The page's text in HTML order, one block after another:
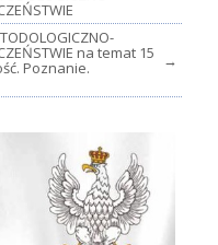
na temat 15
Poznanie. →